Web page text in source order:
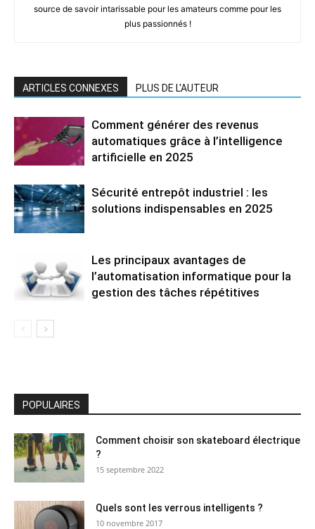
source de savoir intarissable pour les amateurs comme pour les
plus passionnés !
ARTICLES CONNEXES PLUS DE L'AUTEUR
Comment générer des revenus
automatiques grâce à l’intelligence
artificielle en 2025
Sécurité entrepôt industriel : les
solutions indispensables en 2025
Les principaux avantages de
l’automatisation informatique pour la
gestion des tâches répétitives
POPULAIRES
Comment choisir son skateboard électrique
?
15 septembre 2022
Quels sont les verrous intelligents ?
10 novembre 2017